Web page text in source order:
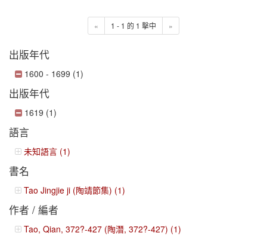
« 1 - 1 的 1 擊中 »
出版年代
1600 - 1699 (1)
出版年代
1619 (1)
語言
未知語言 (1)
書名
Tao Jingjie ji (陶靖節集) (1)
作者 / 編者
Tao, Qian, 372?-427 (陶潛, 372?-427) (1)